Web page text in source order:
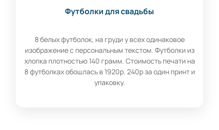
Футболки для свадьбы
8 белых футболок, на груди у всех одинаковое
изображение с персональным текстом. Футболки из
хлопка плотностью 140 грамм. Стоимость печати на
8 футболках обошлась в 1920р. 240р за один принт и
упаковку.